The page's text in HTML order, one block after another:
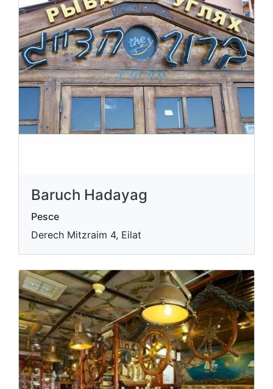
Baruch Hadayag
Pesce
Derech Mitzraim 4, Eilat